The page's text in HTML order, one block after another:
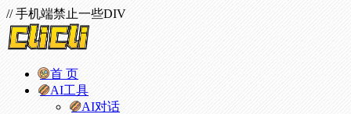
// 手机端禁止一些DIV
首 页
AI工具
AI对话